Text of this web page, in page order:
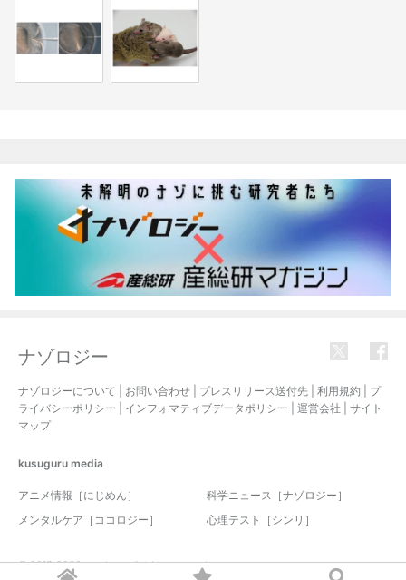
ナゾロジー
ナゾロジーについて お問い合わせ プレスリリース送付先 利用規約
プ
ライバシーポリシー
インフォマティブデータポリシー 運営会社
サイト
マップ
kusuguru media
アニメ情報［にじめん］
科学ニュース［ナゾロジー］
メンタルケア［ココロジー］
心理テスト［シンリ］
© 2017-2026 nazology. all rights reserved.